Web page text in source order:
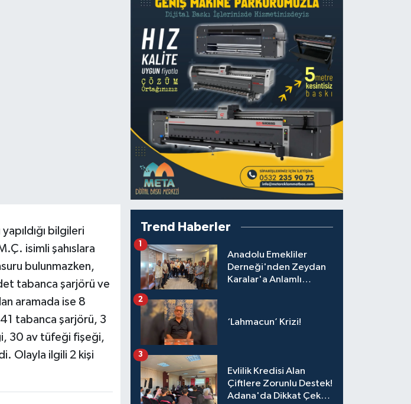
bilgileri
isimli şahıslara
bulunmazken,
tabanca şarjörü ve
aramada ise 8
tabanca şarjörü, 3
30 av tüfeği fişeği,
Olayla ilgili 2 kişi
Trend Haberler
Anadolu Emekliler
Derneği'nden Zeydan
Karalar'a Anlamlı
1
‘Lahmacun’ Krizi!
2
Evlilik Kredisi Alan
Çiftlere Zorunlu Destek!
Adana'da Dikkat Çeken
3